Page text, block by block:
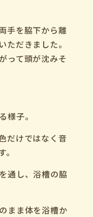
手を脇下から離
ただきました。
って頭が沈みそ
様子。
だけではなく音
通し、浴槽の脇
まま体を浴槽か